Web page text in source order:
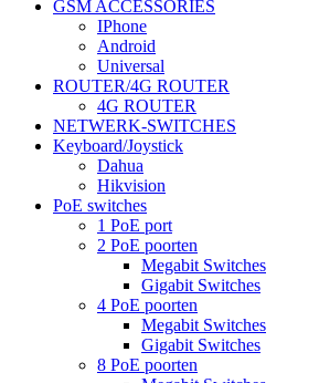
GSM ACCESSORIES
IPhone
Android
Universal
ROUTER/4G ROUTER
4G ROUTER
NETWERK-SWITCHES
Keyboard/Joystick
Dahua
Hikvision
PoE switches
1 PoE port
2 PoE poorten
Megabit Switches
Gigabit Switches
4 PoE poorten
Megabit Switches
Gigabit Switches
8 PoE poorten